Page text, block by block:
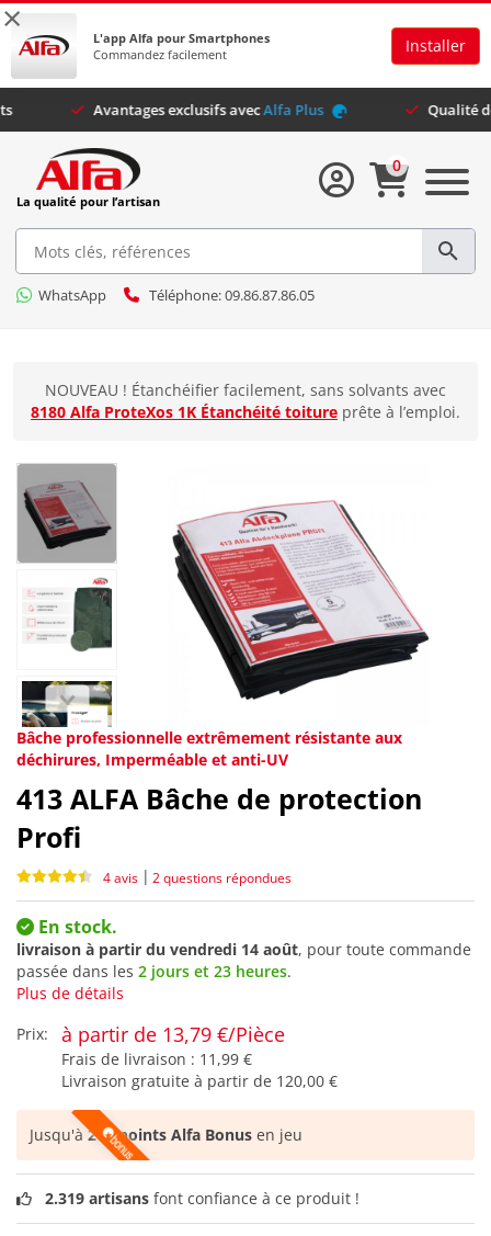
×
L'app Alfa pour Smartphones
Commandez facilement
Installer
satisfaits Avantages exclusifs avec Alfa Plus
La qualité pour l’artisan
WhatsApp Téléphone: 09.86.87.86.05
0
NOUVEAU ! Étanchéifier facilement, sans solvants avec
8180 Alfa ProteXos 1K Étanchéité toiture prête à l’emploi.
Bâche professionnelle extrêmement résistante aux
déchirures, Imperméable et anti-UV
413 ALFA Bâche de protection
Profi
4 avis | 2 questions répondues
En stock.
livraison à partir du vendredi 14 août, pour toute commande
passée dans les 2 jours et 23 heures.
Plus de détails
Prix:
à partir de 13,79 €/Pièce
Frais de livraison : 11,99 €
Livraison gratuite à partir de 120,00 €
Jusqu'à208 points Alfa Bonus en jeu
2.319 artisans font confiance à ce produit !